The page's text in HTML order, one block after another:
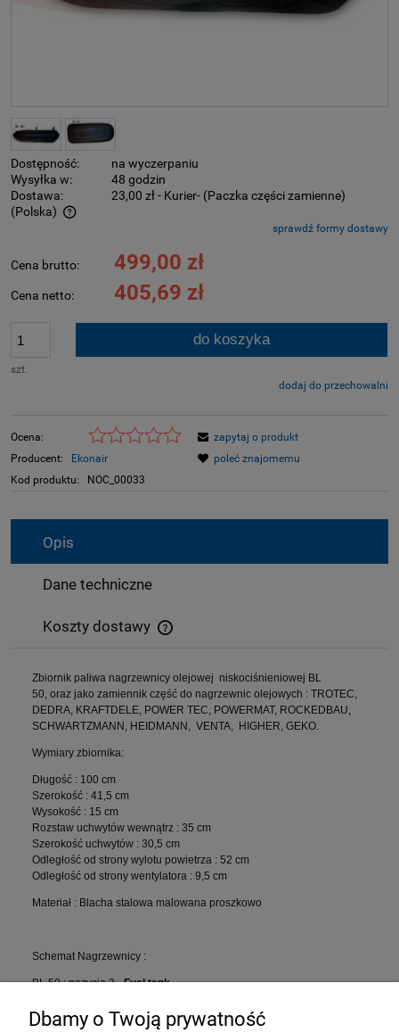
Dostępność:
na wyczerpaniu
Wysyłka w:
48 godzin
Dostawa:
23,00 zł- Kurier- (Paczka części zamienne)
(Polska)
Cena nie zawiera ewentualnych kosztów płatnościsprawdź formy dostawy
Cena brutto: 499,00 zł
Cena netto: 405,69 zł
szt.
do koszyka
dodaj do przechowalni
Ocena:
Producent:
Ekonair
Kod produktu:
NOC_00033
zapytaj o produkt
poleć znajomemu
Opis
Dane techniczne
Koszty dostawy
Cena nie zawiera ewentualnych kosztów płatności
Zbiornik paliwa nagrzewnicy olejowej niskociśnieniowej BL
50, oraz jako zamiennik część do nagrzewnic olejowych : TROTEC,
DEDRA, KRAFTDELE, POWER TEC, POWERMAT, ROCKEDBAU,
SCHWARTZMANN, HEIDMANN, VENTA, HIGHER, GEKO.
Wymiary zbiornika:
Długość : 100 cm
Szerokość : 41,5 cm
Wysokość : 15 cm
Rozstaw uchwytów wewnątrz : 35 cm
Szerokość uchwytów : 30,5 cm
Odległość od strony wylotu powietrza : 52 cm
Odległość od strony wentylatora : 9,5 cm
Materiał : Blacha stalowa malowana proszkowo
Schemat Nagrzewnicy :
BL 50 : pozycja 3 -Fuel tank
Dbamy o Twoją prywatność